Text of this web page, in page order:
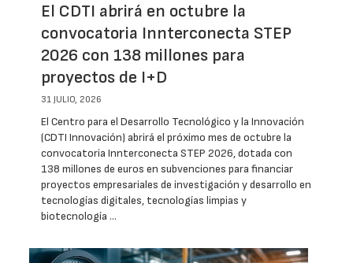
El CDTI abrirá en octubre la
convocatoria Innterconecta STEP
2026 con 138 millones para
proyectos de I+D
31 JULIO, 2026
El Centro para el Desarrollo Tecnológico y la Innovación
(CDTI Innovación) abrirá el próximo mes de octubre la
convocatoria Innterconecta STEP 2026, dotada con
138 millones de euros en subvenciones para financiar
proyectos empresariales de investigación y desarrollo en
tecnologías digitales, tecnologías limpias y
biotecnología …